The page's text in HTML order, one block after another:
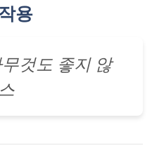
용
것도 좋지 않